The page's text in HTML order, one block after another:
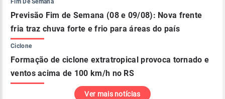
Fim De Semana
Previsão Fim de Semana (08 e 09/08): Nova frente
fria traz chuva forte e frio para áreas do país
Ciclone
Formação de ciclone extratropical provoca tornado e
ventos acima de 100 km/h no RS
Ver mais notícias